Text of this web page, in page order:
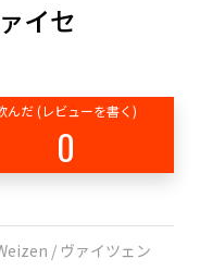
イセ
んだ (レビューを書く)
0
/ ヴァイツェン